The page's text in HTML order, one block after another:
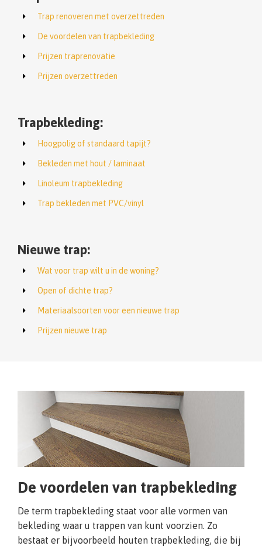
Trap renoveren met overzettreden
De voordelen van trapbekleding
Prijzen traprenovatie
Prijzen overzettreden
Trapbekleding:
Hoogpolig of standaard tapijt?
Bekleden met hout / laminaat
Linoleum trapbekleding
Trap bekleden met PVC/vinyl
Nieuwe trap:
Wat voor trap wilt u in de woning?
Open of dichte trap?
Materiaalsoorten voor een nieuwe trap
Prijzen nieuwe trap
De voordelen van trapbekleding
De term trapbekleding staat voor alle vormen van
bekleding waar u trappen van kunt voorzien. Zo
bestaat er bijvoorbeeld houten trapbekleding, die bij